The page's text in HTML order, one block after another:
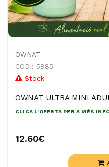
OWNAT
CODI: 5885
Stock
OWNAT ULTRA MINI
CLICA L'OFERTA PER A MÉS
12.60€